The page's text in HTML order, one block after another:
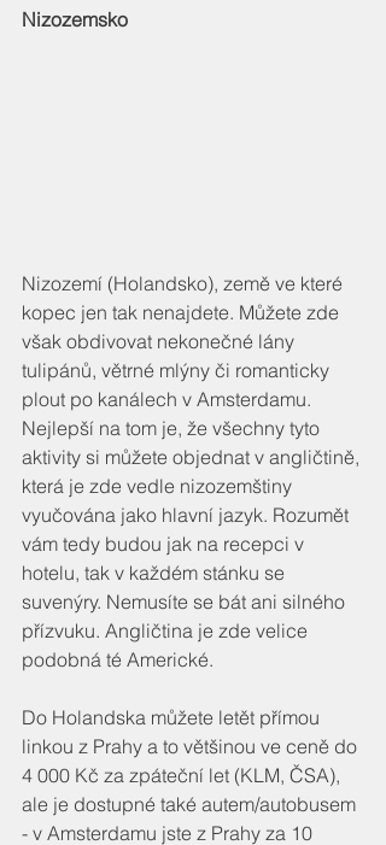
Nizozemsko
Nizozemí (Holandsko), země ve které
kopec jen tak nenajdete. Můžete zde
však obdivovat nekonečné lány
tulipánů, větrné mlýny či romanticky
plout po kanálech v Amsterdamu.
Nejlepší na tom je, že všechny tyto
aktivity si můžete objednat v angličtině,
která je zde vedle nizozemštiny
vyučována jako hlavní jazyk. Rozumět
vám tedy budou jak na recepci v
hotelu, tak v každém stánku se
suvenýry. Nemusíte se bát ani silného
přízvuku. Angličtina je zde velice
podobná té Americké.
Do Holandska můžete letět přímou
linkou z Prahy a to většinou ve ceně do
4 000 Kč za zpáteční let (KLM, ČSA),
ale je dostupné také autem/autobusem
- v Amsterdamu jste z Prahy za 10